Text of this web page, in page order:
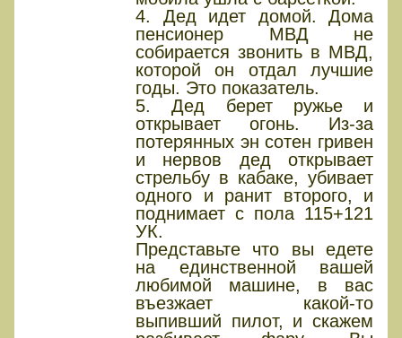
4. Дед идет домой. Дома
пенсионер МВД не
собирается звонить в МВД,
которой он отдал лучшие
годы. Это показатель.
5. Дед берет ружье и
открывает огонь. Из-за
потерянных эн сотен гривен
и нервов дед открывает
стрельбу в кабаке, убивает
одного и ранит второго, и
поднимает с пола 115+121
УК.
Представьте что вы едете
на единственной вашей
любимой машине, в вас
въезжает какой-то
выпивший пилот, и скажем